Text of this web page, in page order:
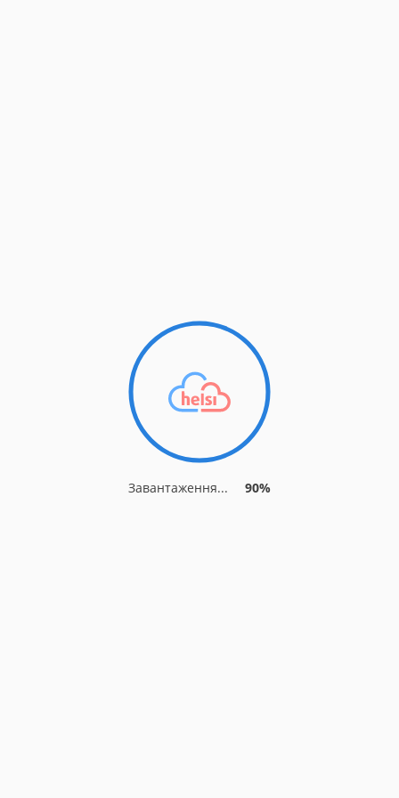
Завантаження... 90%